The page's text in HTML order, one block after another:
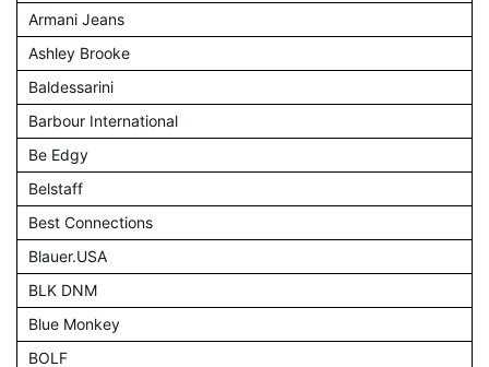
Armani Jeans
Ashley Brooke
Baldessarini
Barbour International
Be Edgy
Belstaff
Best Connections
Blauer.USA
BLK DNM
Blue Monkey
BOLF